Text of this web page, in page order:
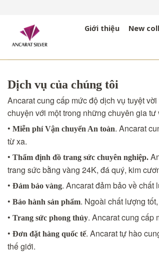
dung
Giới thiệu New
Dịch vụ của chúng tôi
Ancarat cung cấp mức độ dịch vụ tuyệt
chuyện với một trong những chuyên gia
• Miễn phí Vận chuyển An toàn. Ancarat
từ xa.
• Thẩm định đồ trang sức chuyên nghiệp.
trang sức bằng vàng 24K, đá quý, kim
• Đảm bảo vàng. Ancarat đảm bảo về chất
• Bảo hành sản phẩm. Ngoài chất lượng
• Trang sức phong thủy. Ancarat cung cấp
• Đơn đặt hàng quốc tế. Ancarat tự hào
thế giới.